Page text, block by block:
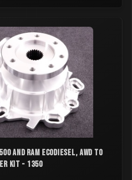
and RAM Ecodiesel, AWD to
Kit - 1350